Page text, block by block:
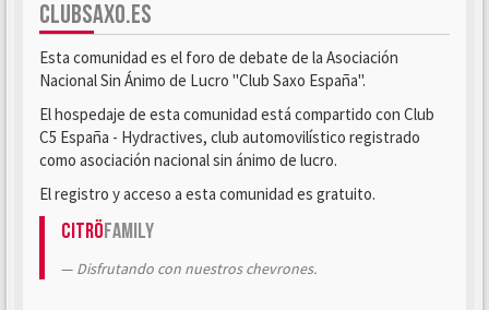
CLUBSAXO.ES
Esta comunidad es el foro de debate de la Asociación
Nacional Sin Ánimo de Lucro "Club Saxo España".
El hospedaje de esta comunidad está compartido con Club
C5 España - Hydractives, club automovilístico registrado
como asociación nacional sin ánimo de lucro.
El registro y acceso a esta comunidad es gratuito.
CitröFamily
Disfrutando con nuestros chevrones.